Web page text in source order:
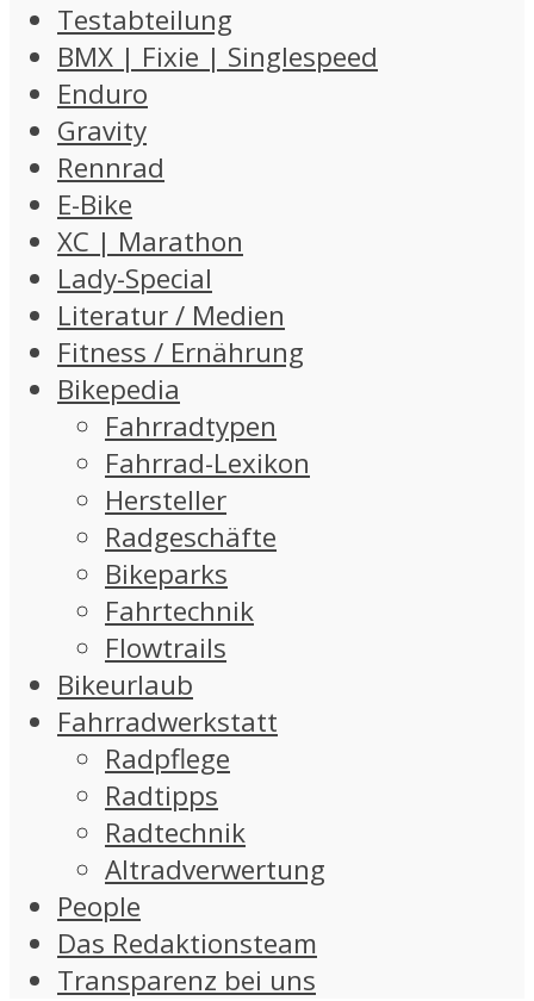
Testabteilung
BMX | Fixie | Singlespeed
Enduro
Gravity
Rennrad
E-Bike
XC | Marathon
Lady-Special
Literatur / Medien
Fitness / Ernährung
Bikepedia
Fahrradtypen
Fahrrad-Lexikon
Hersteller
Radgeschäfte
Bikeparks
Fahrtechnik
Flowtrails
Bikeurlaub
Fahrradwerkstatt
Radpflege
Radtipps
Radtechnik
Altradverwertung
People
Das Redaktionsteam
Transparenz bei uns